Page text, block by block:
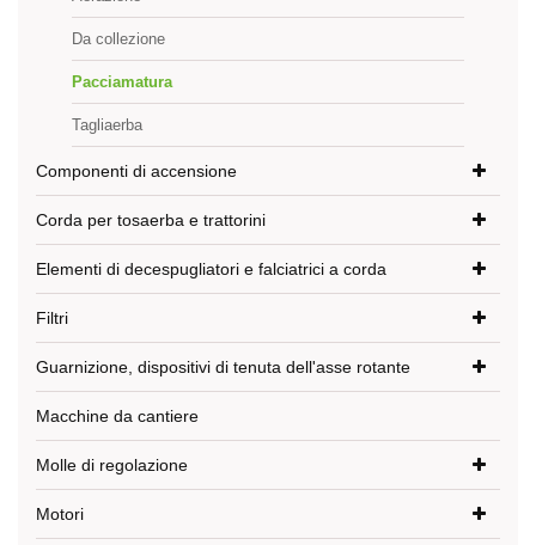
Da collezione
Pacciamatura
Tagliaerba
Componenti di accensione
Corda per tosaerba e trattorini
Elementi di decespugliatori e falciatrici a corda
Filtri
Guarnizione, dispositivi di tenuta dell'asse rotante
Macchine da cantiere
Molle di regolazione
Motori